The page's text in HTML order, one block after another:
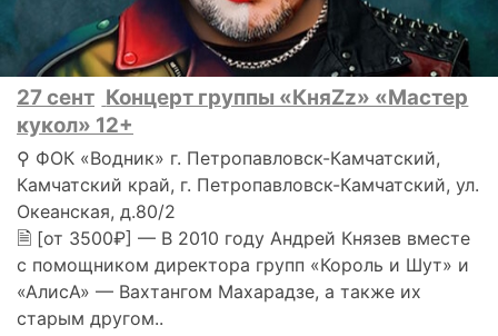
27 сент Концерт группы «КняZz» «Мастер
кукол» 12+
⚲ ФОК «Водник» г. Петропавловск-Камчатский,
Камчатский край, г. Петропавловск-Камчатский, ул.
Океанская, д.80/2
🗎 [от 3500₽] — В 2010 году Андрей Князев вместе
с помощником директора групп «Король и Шут» и
«АлисА» — Вахтангом Махарадзе, а также их
старым другом..